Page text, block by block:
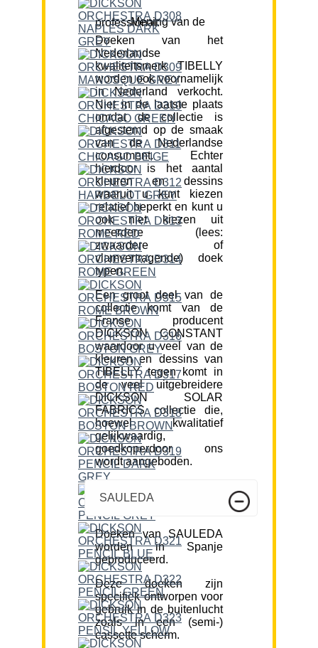
Mening van de professional:
Doeken van het
Nederlandse
kwaliteitsmerk TIBELLY
worden ook voornamelijk
in Nederland verkocht.
Niet in de laatste plaats
omdat de collectie is
afgestemd op de smaak
van de Nederlandse
consument. Echter
hierdoor is het aantal
kleuren en dessins
waaruit u kunt kiezen
relatief beperkt en kunt u
ook niet kiezen uit
meerdere (lees:
zwaardere of
vlamvertragende) doek
typen.
Een groot deel van de
collectie komt van de
Franse producent
DICKSON CONSTANT
waardoor u veel van de
kleuren en dessins van
TIBELLY tegen komt in
de veel uitgebreidere
DICKSON SOLAR
FABRICS collectie die,
hoewel kwalitatief
gelijkwaardig,
goedkoperdoor ons
wordt aangeboden.
SAULEDA
Doeken van SAULEDA
worden in Spanje
geproduceerd.
Deze doeken zijn
specifiek ontworpen voor
gebruik in de buitenlucht
zoals in een (semi-)
cassette scherm.